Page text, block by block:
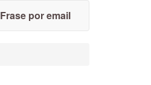
Frase por email